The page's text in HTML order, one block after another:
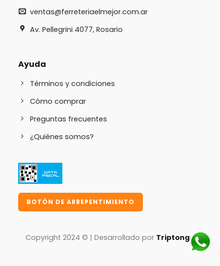
ventas@ferreteriaelmejor.com.ar
Av. Pellegrini 4077, Rosario
Ayuda
Términos y condiciones
Cómo comprar
Preguntas frecuentes
¿Quiénes somos?
BOTÓN DE ARREPENTIMIENTO
Copyright 2024 © | Desarrollado por Triptongo